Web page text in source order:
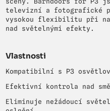
televizní a fotografické
vysokou flexibilitu při
nad světelnými efekty.
Vlastnosti
Kompatibilní s P3
Efektivní kontrola nad
Eliminuje nežádoucí